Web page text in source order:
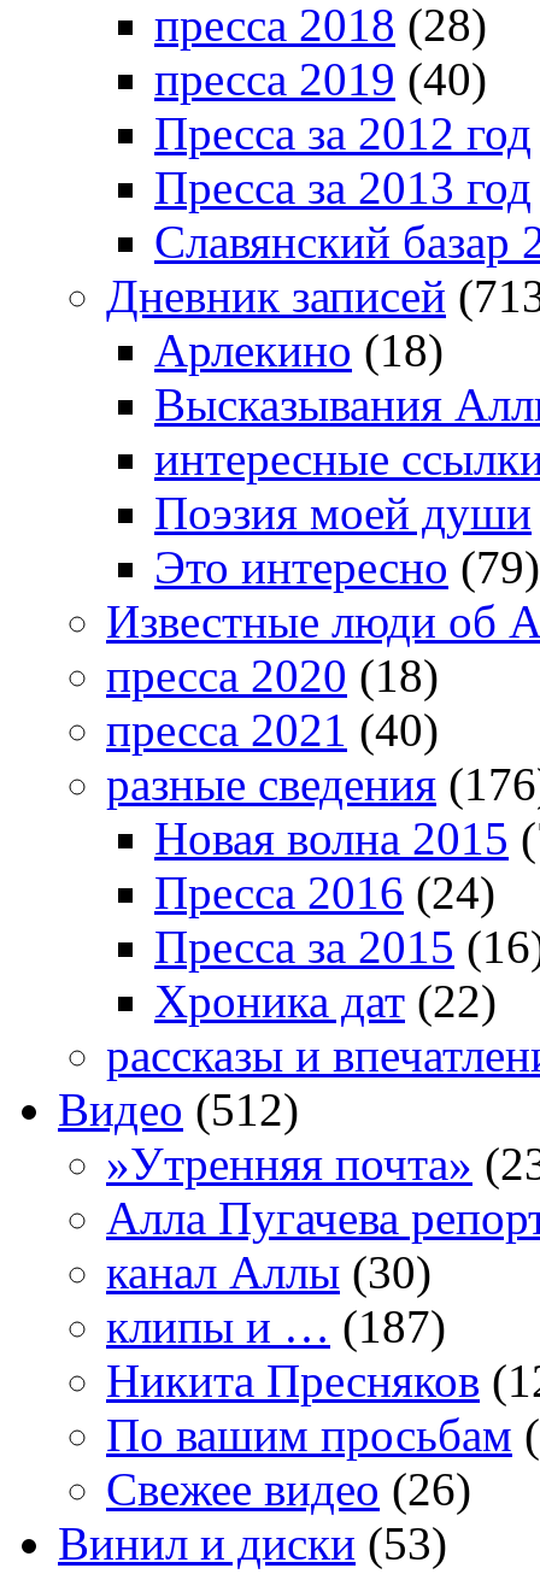
пресса 2018 (28)
пресса 2019 (40)
Пресса за 2012 год
Пресса за 2013 год
Славянский базар
Дневник записей
Арлекино (18)
Высказывания
интересные
Поэзия моей души
Это интересно (79)
Известные люди об
пресса 2020 (18)
пресса 2021 (40)
разные сведения
Новая волна 2015
Пресса 2016 (24)
Пресса за 2015
Хроника дат (22)
рассказы и
Видео (512)
»Утренняя почта»
Алла Пугачева
канал Аллы (30)
клипы и … (187)
Никита Пресняков
По вашим просьбам
Свежее видео (26)
Винил и диски (53)